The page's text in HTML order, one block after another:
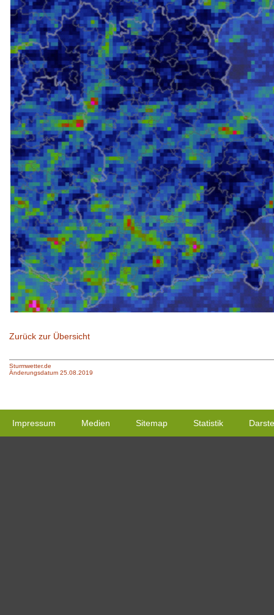
Zurück zur Übersicht
Sturmwetter.de
Änderungsdatum 25.08.2019
Impressum Medien Sitemap Statistik